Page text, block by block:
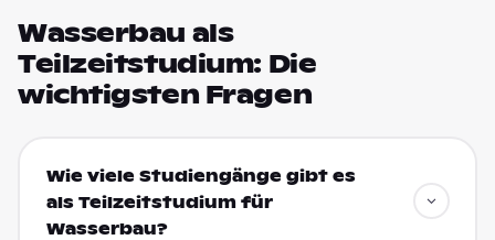
Wasserbau als
Teilzeitstudium: Die
wichtigsten Fragen
Wie viele Studiengänge gibt es
als Teilzeitstudium für
Wasserbau?